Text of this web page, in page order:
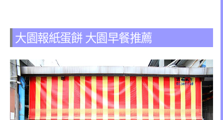
大園報紙蛋餅 大園早餐推薦